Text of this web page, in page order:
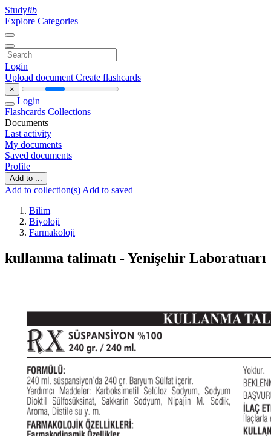
Studylib
Explore Categories
Login
Upload document Create flashcards
×
Login
Flashcards Collections
Documents
Last activity
My documents
Saved documents
Profile
Add to ...
Add to collection(s) Add to saved
Bilim
Biyoloji
Farmakoloji
kullanma talimatı - Yenişehir Laboratuarı